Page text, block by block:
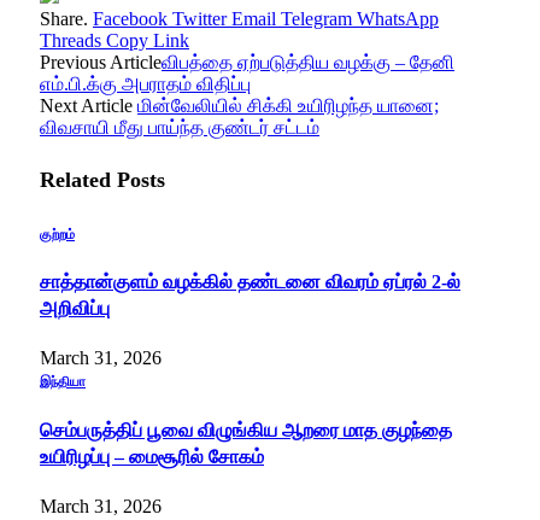
Share. Facebook Twitter Email Telegram WhatsApp
Threads Copy Link
Previous Articleவிபத்தை ஏற்படுத்திய வழக்கு – தேனி
எம்.பி.க்கு அபராதம் விதிப்பு
Next Article மின்வேலியில் சிக்கி உயிரிழந்த யானை;
விவசாயி மீது பாய்ந்த குண்டர் சட்டம்
Related Posts
குற்றம்
சாத்தான்குளம் வழக்கில் தண்டனை விவரம் ஏப்ரல் 2-ல்
அறிவிப்பு
March 31, 2026
இந்தியா
செம்பருத்திப் பூவை விழுங்கிய ஆறரை மாத குழந்தை
உயிரிழப்பு – மைசூரில் சோகம்
March 31, 2026